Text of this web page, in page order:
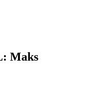
Maks